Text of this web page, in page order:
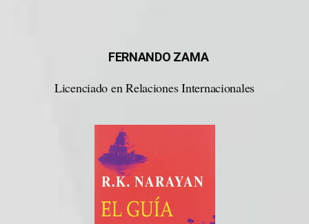
FERNANDO ZAMA
Licenciado en Relaciones Internacionales